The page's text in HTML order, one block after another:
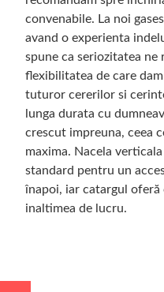
convenabile. La noi
avand o experienta
spune ca seriozitatea
flexibilitatea de care
tuturor cererilor si
lunga durata cu
crescut impreuna, ceea
maxima. Nacela
standard pentru un
înapoi, iar catargul
inaltimea de lucru.